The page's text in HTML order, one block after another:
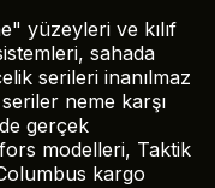
yüzeyleri ve kılıf
sahada
serileri inanılmaz
neme karşı
gerçek
modelleri, Taktik
kargo